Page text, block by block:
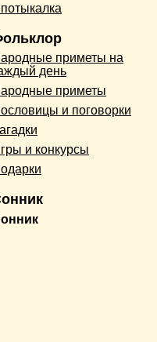
приметы на
день
приметы
и поговорки
и конкурсы